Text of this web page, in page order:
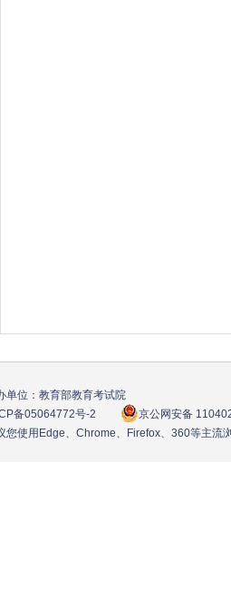
单位：教育部教育考试院
备05064772号-2
京公网安备
您使用Edge、Chrome、Firefox、360等主流